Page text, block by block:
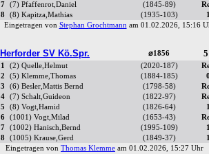
7
(7) Pfaffenrot,Daniel (1845-89)
8
(8) Kapitza,Mathias (1935-103)
Eingetragen von Stephan Grochtmannam 01.02.2026, 15:16
Herforder SV Kö.Spr. ⌀1856
1 (2) Quelle,Helmut (2020-187)
2
(5) Klemme,Thomas (1884-185)
3
(6) Besler,Mattis Bernd (1798-58)
4
(7) Schalt,Guideon (1822-97)
5
(8) Vogt,Hamid (1826-64)
6
(1001) Vogt,Milad (1653-43)
7
(1002) Hanisch,Bernd (1995-109)
8
(1005) Krause,Gerd (1849-37)
Eingetragen von Thomas Klemme am 01.02.2026, 15:27 Uhr